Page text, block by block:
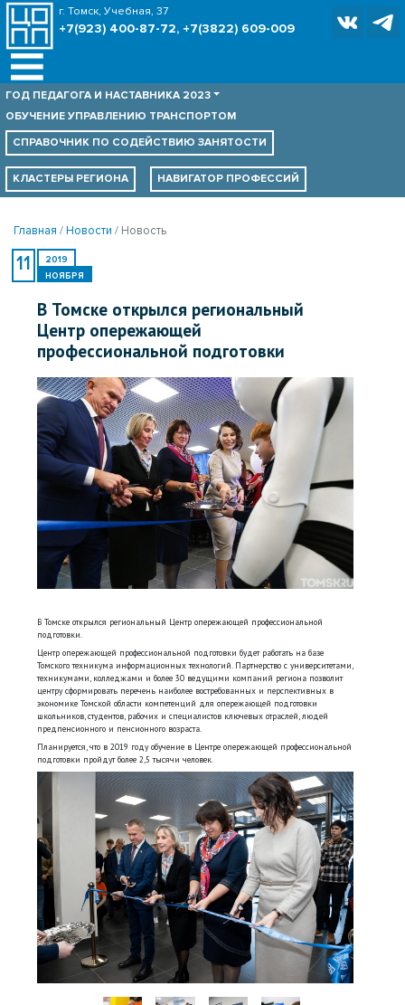
г. Томск, Учебная, 37
+7(923) 400-87-72, +7(3822) 609-009
ГОД ПЕДАГОГА И НАСТАВНИКА 2023
ОБУЧЕНИЕ УПРАВЛЕНИЮ ТРАНСПОРТОМ
СПРАВОЧНИК ПО СОДЕЙСТВИЮ ЗАНЯТОСТИ
КЛАСТЕРЫ РЕГИОНА НАВИГАТОР ПРОФЕССИЙ
Главная Новости Новость
11 2019
НОЯБРЯ
В Томске открылся региональный
Центр опережающей
профессиональной подготовки
В Томске открылся региональный Центр опережающей профессиональной
подготовки.
Центр опережающей профессиональной подготовки будет работать на базе
Томского техникума информационных технологий. Партнерство с университетами,
техникумами, колледжами и более 30 ведущими компаний региона позволит
центру сформировать перечень наиболее востребованных и перспективных в
экономике Томской области компетенций для опережающей подготовки
школьников, студентов, рабочих и специалистов ключевых отраслей, людей
предпенсионного и пенсионного возраста.
Планируется, что в 2019 году обучение в Центре опережающей профессиональной
подготовки пройдут более 2,5 тысячи человек.